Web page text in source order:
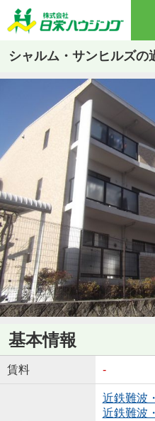
シャルム・サンヒルズの
基本情報
賃料 -
近鉄難波
近鉄難波